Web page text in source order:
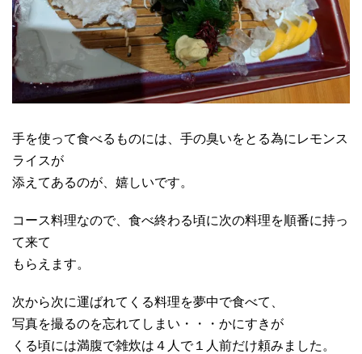
手を使って食べるものには、手の臭いをとる為にレモンス
ライスが
添えてあるのが、嬉しいです。
コース料理なので、食べ終わる頃に次の料理を順番に持っ
て来て
もらえます。
次から次に運ばれてくる料理を夢中で食べて、
写真を撮るのを忘れてしまい・・・かにすきが
くる頃には満腹で雑炊は４人で１人前だけ頼みました。